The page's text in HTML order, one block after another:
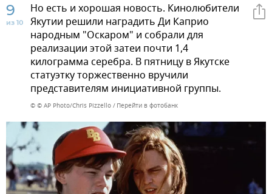
9
из 10
Но есть и хорошая новость. Кинолюбители
Якутии решили наградить Ди Каприо
народным "Оскаром" и собрали для
реализации этой затеи почти 1,4
килограмма серебра. В пятницу в Якутске
статуэтку торжественно вручили
представителям инициативной группы.
© © AP Photo/Chris Pizzello Перейти в фотобанк